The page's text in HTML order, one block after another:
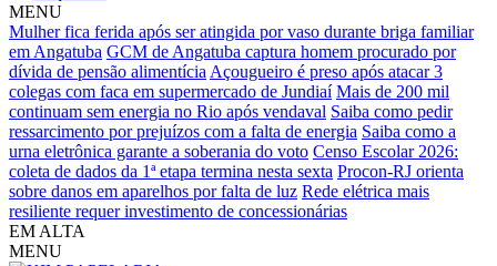
MENU
Mulher fica ferida após ser atingida por vaso durante briga familiar
em Angatuba GCM de Angatuba captura homem procurado por
dívida de pensão alimentícia Açougueiro é preso após atacar 3
colegas com faca em supermercado de Jundiaí Mais de 200 mil
continuam sem energia no Rio após vendaval Saiba como pedir
ressarcimento por prejuízos com a falta de energia Saiba como a
urna eletrônica garante a soberania do voto Censo Escolar 2026:
coleta de dados da 1ª etapa termina nesta sexta Procon-RJ orienta
sobre danos em aparelhos por falta de luz Rede elétrica mais
resiliente requer investimento de concessionárias
EM ALTA
MENU